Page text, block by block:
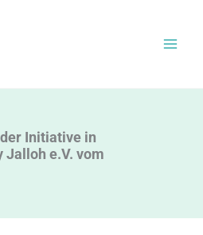
Initiative in
Jalloh e.V. vom